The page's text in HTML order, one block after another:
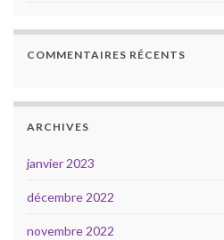
COMMENTAIRES RÉCENTS
ARCHIVES
janvier 2023
décembre 2022
novembre 2022